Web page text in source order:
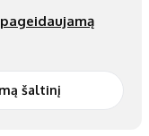
pageidaujamą
šaltinį